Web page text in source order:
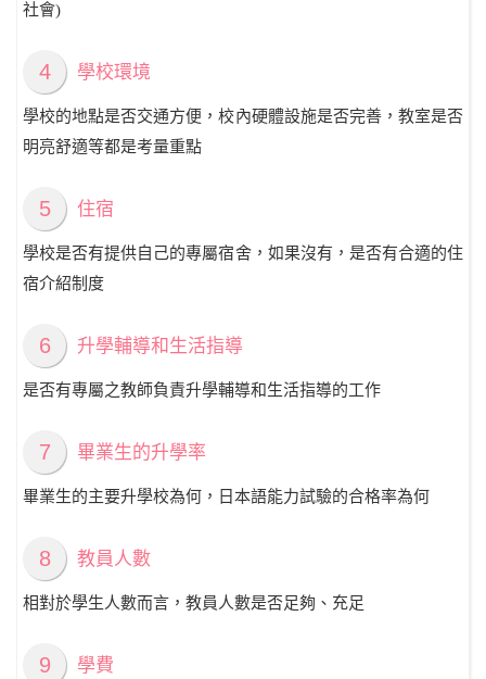
社會)
4 學校環境
學校的地點是否交通方便，校內硬體設施是否完善，教室是否
明亮舒適等都是考量重點
5 住宿
學校是否有提供自己的專屬宿舍，如果沒有，是否有合適的住
宿介紹制度
6 升學輔導和生活指導
是否有專屬之教師負責升學輔導和生活指導的工作
7 畢業生的升學率
畢業生的主要升學校為何，日本語能力試驗的合格率為何
8 教員人數
相對於學生人數而言，教員人數是否足夠、充足
9 學費